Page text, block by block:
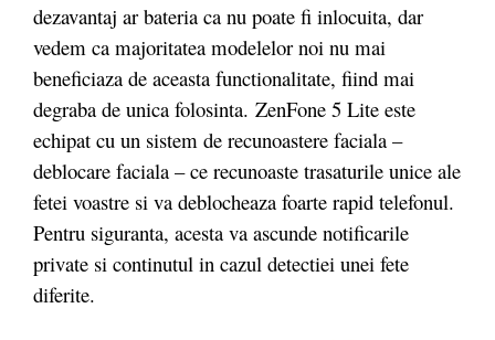
dezavantaj ar bateria ca nu poate fi inlocuita, dar
vedem ca majoritatea modelelor noi nu mai
beneficiaza de aceasta functionalitate, fiind mai
degraba de unica folosinta. ZenFone 5 Lite este
echipat cu un sistem de recunoastere faciala –
deblocare faciala – ce recunoaste trasaturile unice ale
fetei voastre si va deblocheaza foarte rapid telefonul.
Pentru siguranta, acesta va ascunde notificarile
private si continutul in cazul detectiei unei fete
diferite.